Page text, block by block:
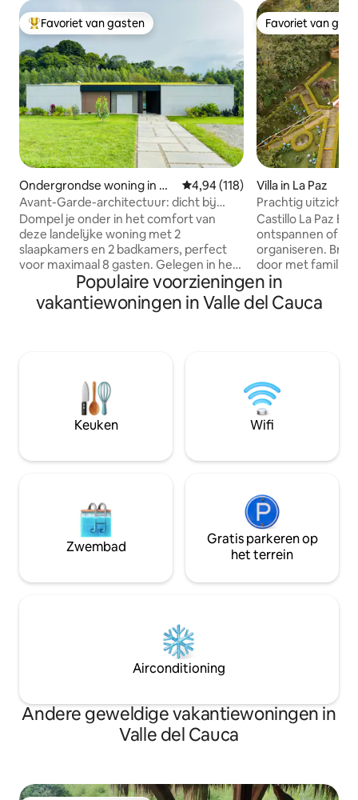
Topfavoriet van gasten
Favoriet van gasten
Ondergrondse woning in Qu
imbaya
Gemiddelde beoordeling van
4,94 (118)
Avant-Garde-architectuur: dicht bij
Coffee Park
Dompel je onder in het comfort van
deze landelijke woning met 2
slaapkamers en 2 badkamers, perfect
voor maximaal 8 gasten. Gelegen in het
hart van de Coffee Region van
Colombia, op slechts enkele minuten
van Parque del Café en Panaca. Geniet
overloopzwembad ✔ Volledig ingerichte
keuken ✔ Terras ✔ Starlink High-Speed
Wi-Fi ✔ Extra ontbijt ✔
Huisdiervriendelijk Een ideaal
contact te maken met de natuur!
Favoriet van
Favoriet van
Villa in La Paz
Prachtig uitzicht,
personen,
Castillo La Paz Een prachtig huis om te
ontspannen of je
organiseren.
door met familie
een zwembad,
buitenbar en
biljart, internet,
huishoudster in
reservering is
accommodatie
gasten. Vervoer
Populaire voorzieningen in
vakantiewoningen in Valle del Cauca
Keuken Wifi
Zwembad
Gratis parkeren op
het terrein
Airconditioning
Andere geweldige vakantiewoningen in
Valle del Cauca